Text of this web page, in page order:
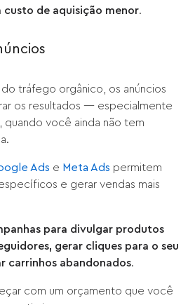
de aquisição menor.
tráfego orgânico, os anúncios
os resultados — especialmente
você ainda não tem
Ads e Meta Ads permitem
e gerar vendas mais
para divulgar produtos
gerar cliques para o seu
carrinhos abandonados.
com um orçamento que você